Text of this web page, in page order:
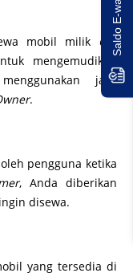
mobil milik Car
mengemudikan
jasa
.
pengguna ketika
, Anda diberikan
disewa.
yang tersedia di